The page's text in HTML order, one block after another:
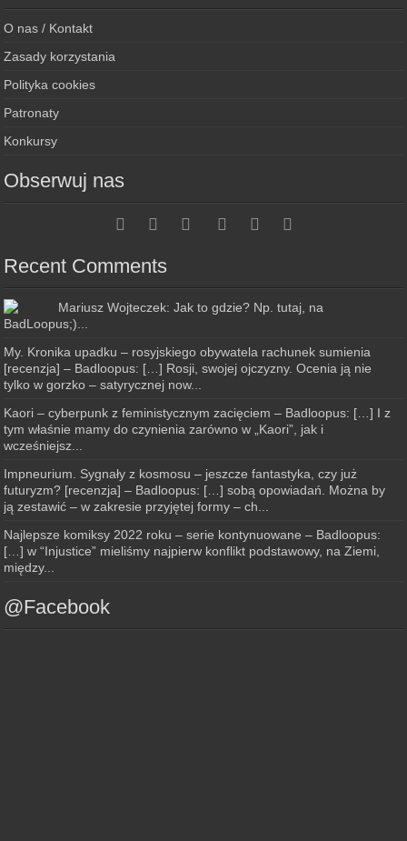
O nas / Kontakt
Zasady korzystania
Polityka cookies
Patronaty
Konkursy
Obserwuj nas
Recent Comments
Mariusz Wojteczek: Jak to gdzie? Np. tutaj, na
BadLoopus;)...
My. Kronika upadku – rosyjskiego obywatela rachunek sumienia
[recenzja] – Badloopus: […] Rosji, swojej ojczyzny. Ocenia ją nie
tylko w gorzko – satyrycznej now...
Kaori – cyberpunk z feministycznym zacięciem – Badloopus: […] I z
tym właśnie mamy do czynienia zarówno w „Kaori”, jak i
wcześniejsz...
Impneurium. Sygnały z kosmosu – jeszcze fantastyka, czy już
futuryzm? [recenzja] – Badloopus: […] sobą opowiadań. Można by
ją zestawić – w zakresie przyjętej formy – ch...
Najlepsze komiksy 2022 roku – serie kontynuowane – Badloopus:
[…] w “Injustice” mieliśmy najpierw konflikt podstawowy, na Ziemi,
między...
@Facebook